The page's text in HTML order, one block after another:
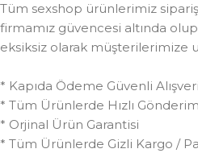
Tüm sexshop ürünlerimiz
firmamız güvencesi altında
eksiksiz olarak müşterilerimize
* Kapıda Ödeme Güvenli
* Tüm Ürünlerde Hızlı Gönderim
* Orjinal Ürün Garantisi
* Tüm Ürünlerde Gizli Kargo /